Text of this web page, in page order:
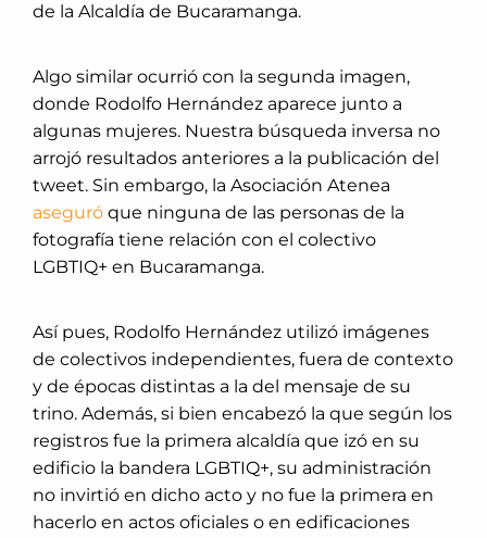
de la Alcaldía de Bucaramanga.
Algo similar ocurrió con la segunda imagen,
donde Rodolfo Hernández aparece junto a
algunas mujeres. Nuestra búsqueda inversa no
arrojó resultados anteriores a la publicación del
tweet. Sin embargo, la Asociación Atenea
aseguró que ninguna de las personas de la
fotografía tiene relación con el colectivo
LGBTIQ+ en Bucaramanga.
Así pues, Rodolfo Hernández utilizó imágenes
de colectivos independientes, fuera de contexto
y de épocas distintas a la del mensaje de su
trino. Además, si bien encabezó la que según los
registros fue la primera alcaldía que izó en su
edificio la bandera LGBTIQ+, su administración
no invirtió en dicho acto y no fue la primera en
hacerlo en actos oficiales o en edificaciones